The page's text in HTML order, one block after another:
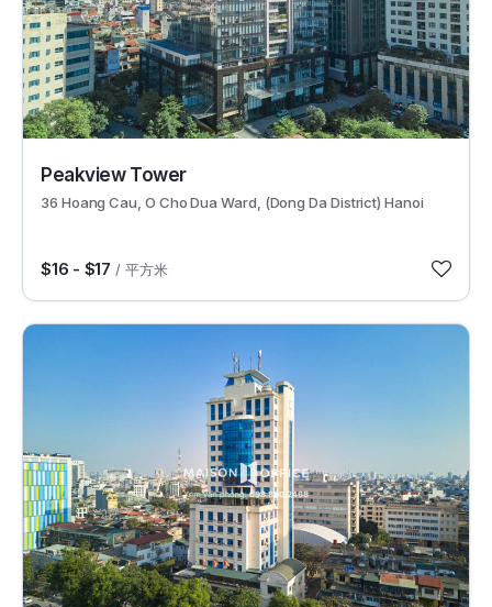
Peakview Tower
36 Hoang Cau, O Cho Dua Ward, (Dong Da District) Hanoi
$16 - $17 / 平方米